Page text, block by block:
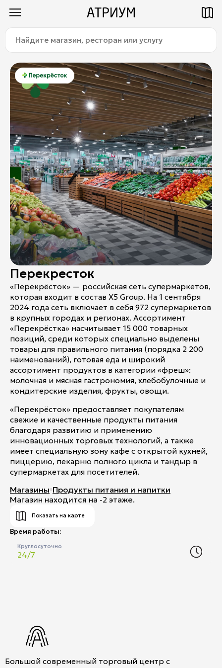
Как добраться Паркинг
Магазины
Еда
Услуги
Детям
О торговом центре
Контакты
Ваканcии
Заявка на аренду
Рекламные услуги
Контакты
+7 (495) 970-15-55
info@atrium.su
Атриум во
Вконтакте
Найдите
магазин,
ресторан
или
услугу:
Перекресток
«Перекрёсток» — российская сеть супермаркетов,
которая входит в состав X5 Group. На 1 сентября
2024 года сеть включает в себя 972 супермаркетов
в крупных городах и регионах. Ассортимент
«Перекрёстка» насчитывает 15 000 товарных
позиций, среди которых специально выделены
товары для правильного питания (порядка 2 200
наименований), готовая еда и широкий
ассортимент продуктов в категории «фреш»:
молочная и мясная гастрономия, хлебобулочные и
кондитерские изделия, фрукты, овощи.
«Перекрёсток» предоставляет покупателям
свежие и качественные продукты питания
благодаря развитию и применению
инновационных торговых технологий, а также
имеет специальную зону кафе с открытой кухней,
пиццерию, пекарню полного цикла и тандыр в
супермаркетах для посетителей.
Магазины Продукты питания и напитки
Магазин находится на -2 этаже.
Показать на карте
Время работы:
Круглосуточно
24/7
Большой современный торговый центр с
Title